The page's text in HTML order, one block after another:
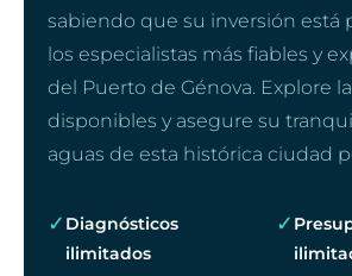
sabiendo que su inversión está
los especialistas más fiables y
del Puerto de Génova. Explore
disponibles y asegure su
aguas de esta histórica ciudad
✓ Diagnósticos
ilimitados
✓